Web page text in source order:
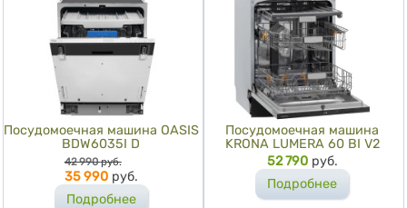
Посудомоечная машина OASIS
BDW6035I D
Цена
42 990 руб.
35 990 руб.
Подробнее
Посудомоечная машина
KRONA LUMERA 60 BI V2
Цена
52 790 руб.
Подробнее